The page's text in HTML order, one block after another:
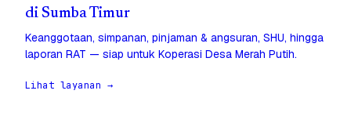
di Sumba Timur
Keanggotaan, simpanan, pinjaman & angsuran, SHU, hingga
laporan RAT — siap untuk Koperasi Desa Merah Putih.
Lihat layanan →